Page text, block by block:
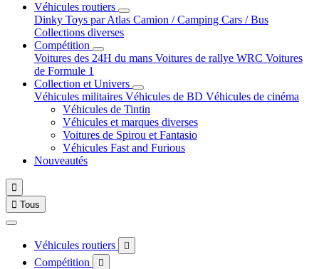
Véhicules routiers
Dinky Toys par Atlas Camion / Camping Cars / Bus
Collections diverses
Compétition
Voitures des 24H du mans Voitures de rallye WRC Voitures
de Formule 1
Collection et Univers
Véhicules militaires Véhicules de BD Véhicules de cinéma
Véhicules de Tintin
Véhicules et marques diverses
Voitures de Spirou et Fantasio
Véhicules Fast and Furious
Nouveautés

 Tous
Véhicules routiers 
Compétition 